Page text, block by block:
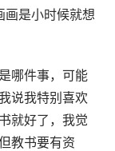
画是小时候就想
哪件事，可能
说我特别喜欢
就好了，我觉
教书要有资